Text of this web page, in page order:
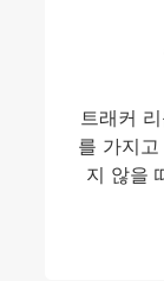
트래커
를 가지
지 않을